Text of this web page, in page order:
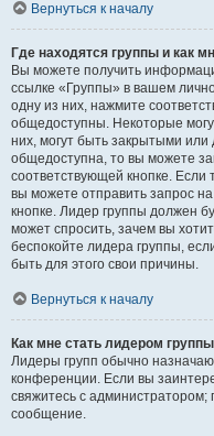
Вернуться к началу
Где находятся группы и как
Вы можете получить
ссылке «Группы» в вашем
одну из них, нажмите
общедоступны. Некоторые
них, могут быть закрытыми
общедоступна, то вы можете
соответствующей кнопке. Если
вы можете отправить запрос
кнопке. Лидер группы должен
может спросить, зачем вы
беспокойте лидера группы,
быть для этого свои причины.
Вернуться к началу
Как мне стать лидером
Лидеры групп обычно
конференции. Если вы
свяжитесь с администратором;
сообщение.